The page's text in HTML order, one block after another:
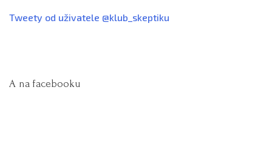
Tweety od uživatele @klub_skeptiku
A na facebooku